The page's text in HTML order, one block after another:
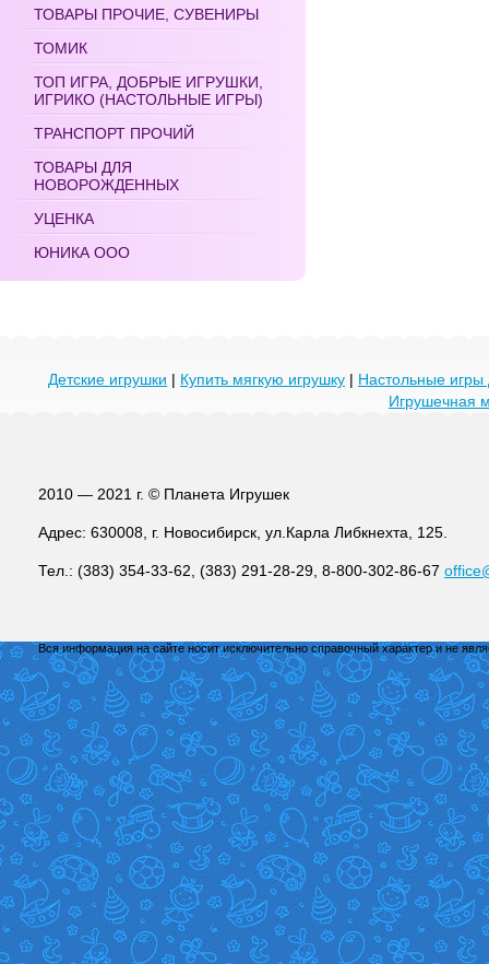
ТОВАРЫ ПРОЧИЕ, СУВЕНИРЫ
ТОМИК
ТОП ИГРА, ДОБРЫЕ ИГРУШКИ,
ИГРИКО (НАСТОЛЬНЫЕ ИГРЫ)
ТРАНСПОРТ ПРОЧИЙ
ТОВАРЫ ДЛЯ
НОВОРОЖДЕННЫХ
УЦЕНКА
ЮНИКА ООО
Детские игрушки | Купить мягкую игрушку | Настольные игры
Игрушечная
2010 — 2021 г. © Планета Игрушек
Адрес: 630008, г. Новосибирск, ул.Карла Либкнехта, 125.
Тел.: (383) 354-33-62, (383) 291-28-29, 8-800-302-86-67
Вся информация на сайте носит исключительно справочный характер и не